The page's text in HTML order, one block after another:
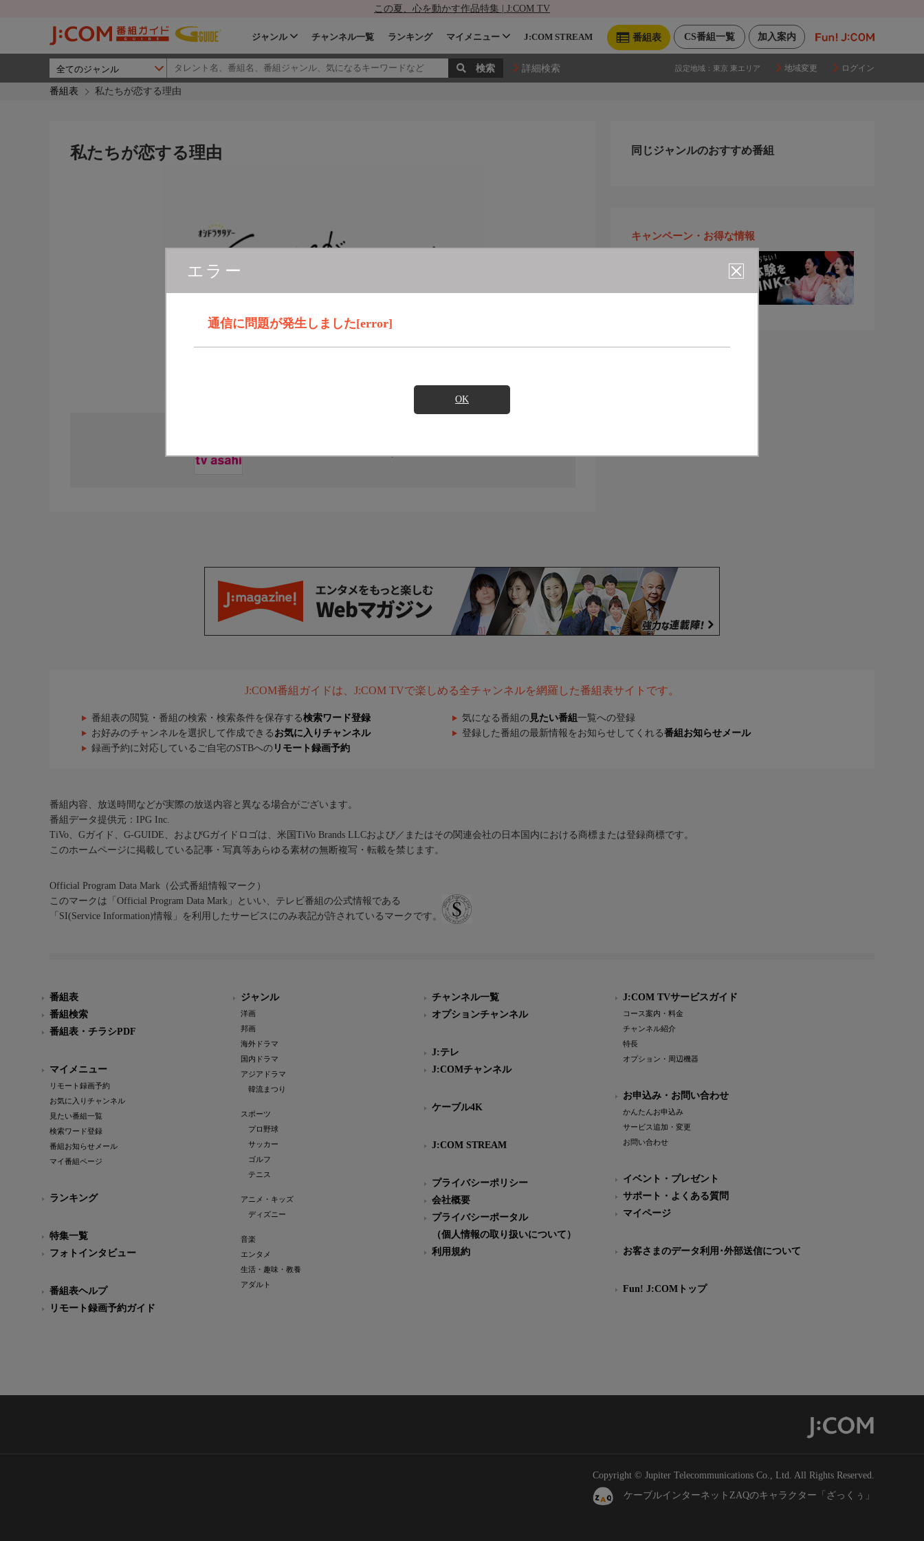
この夏、心を動かす作品特集 | J:COM TV
加入案内
CS番組一覧
番組表
ジャンル チャンネル一覧 ランキング マイメニュー J:COM STREAM
詳細検索 設定地域： 東京 東エリア 地域変更 ログイン
番組表 私たちが恋する理由
エラー
通信に問題が発生しました[error]
OK
私たちが恋する理由 同じジャンルのおすすめ番組
キャンペーン・お得な情報
J:COM番組ガイドは、J:COM TVで楽しめる全チャンネルを網羅した番組表サイトです。
番組表の閲覧・番組の検索・検索条件を保存する検索ワード登録 気になる番組の 見たい番組 一覧への登録
お好みのチャンネルを選択して作成できる お気に入りチャンネル 登録した番組の最新情報をお知らせしてくれる番組お知らせメール
録画予約に対応しているご自宅のSTBへの リモート録画予約
番組内容、放送時間などが実際の放送内容と異なる場合がございます。
番組データ提供元：IPG Inc.
TiVo、Gガイド、G-GUIDE、およびGガイドロゴは、米国TiVo Brands LLCおよび／またはその関連会社の日本国内における商標または登録商標です。
このホームページに掲載している記事・写真等あらゆる素材の無断複写・転載を禁じます。
Official Program Data Mark（公式番組情報マーク）
このマークは「Official Program Data Mark」といい、テレビ番組の公式情報である
「SI(Service Information)情報」を利用したサービスにのみ表記が許されているマークです。
番組表
番組検索
番組表・チラシPDF
マイメニュー
リモート録画予約
お気に入りチャンネル
見たい番組一覧
検索ワード登録
番組お知らせメール
マイ番組ページ
ランキング
特集一覧
フォトインタビュー
番組表ヘルプ
リモート録画予約ガイド
ジャンル
洋画
邦画
海外ドラマ
国内ドラマ
アジアドラマ
韓流まつり
スポーツ
プロ野球
サッカー
ゴルフ
テニス
アニメ・キッズ
ディズニー
音楽
エンタメ
生活・趣味・教養
アダルト
チャンネル一覧
オプションチャンネル
J:テレ
J:COMチャンネル
ケーブル4K
J:COM STREAM
プライバシーポリシー
会社概要
プライバシーポータル
（個人情報の取り扱いについて）
利用規約
J:COM TVサービスガイド
コース案内・料金
チャンネル紹介
特長
オプション・周辺機器
お申込み・お問い合わせ
かんたんお申込み
サービス追加・変更
お問い合わせ
イベント・プレゼント
サポート・よくある質問
マイページ
お客さまのデータ利用･外部送信について
Fun! J:COMトップ
Copyright © Jupiter Telecommunications Co., Ltd. All Rights Reserved.
ケーブルインターネットZAQのキャラクター「ざっくぅ」